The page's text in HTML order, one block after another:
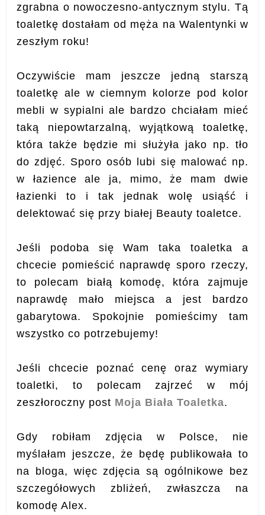
zgrabna o nowoczesno-antycznym stylu. Tą
toaletkę dostałam od męża na Walentynki w
zeszłym roku!
Oczywiście mam jeszcze jedną starszą
toaletkę ale w ciemnym kolorze pod kolor
mebli w sypialni ale bardzo chciałam mieć
taką niepowtarzalną, wyjątkową toaletkę,
która także będzie mi służyła jako np. tło
do zdjęć. Sporo osób lubi się malować np.
w łazience ale ja, mimo, że mam dwie
łazienki to i tak jednak wolę usiąść i
delektować się przy białej Beauty toaletce.
Jeśli podoba się Wam taka toaletka a
chcecie pomieścić naprawdę sporo rzeczy,
to polecam białą komodę, która zajmuje
naprawdę mało miejsca a jest bardzo
gabarytowa. Spokojnie pomieścimy tam
wszystko co potrzebujemy!
Jeśli chcecie poznać cenę oraz wymiary
toaletki, to polecam zajrzeć w mój
zeszłoroczny post Moja Biała Toaletka.
Gdy robiłam zdjęcia w Polsce, nie
myślałam jeszcze, że będę publikowała to
na bloga, więc zdjęcia są ogólnikowe bez
szczegółowych zbliżeń, zwłaszcza na
komodę Alex.